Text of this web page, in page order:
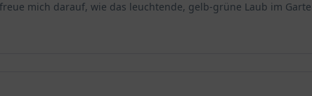
mich darauf, wie das leuchtende, gelb-grüne Laub im